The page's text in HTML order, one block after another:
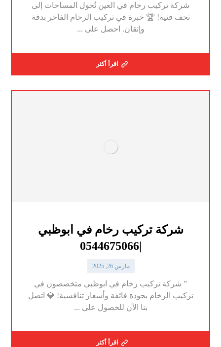
شركة تركيب رخام في العين نُحول المساحات إلى
تحف فنية! 🏆 خبرة في تركيب الرخام الفاخر بدقة
وإتقان. احصل على ...
اقرأ أكثر
شركة تركيب رخام في ابوظبي
|0544675066
مارس 26, 2025
” شركة تركيب رخام في ابوظبي متخصصون في
تركيب الرخام بجودة فائقة وأسعار تنافسية! 💎 اتصل
بنا الآن للحصول على ...
اقرأ أكثر